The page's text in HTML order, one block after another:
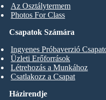
Az Osztálytermem
Photos For Class
Csapatok Számára
Ingyenes Próbaverzió
Üzleti Erőforrások
Létrehozás a Munkához
Csatlakozz a Csapat
Házirendje